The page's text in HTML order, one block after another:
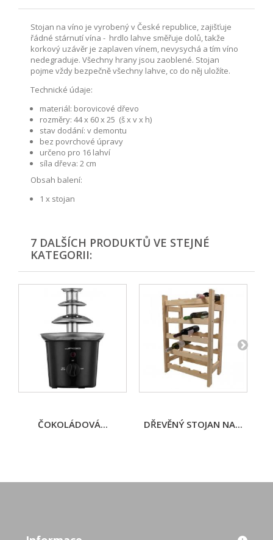
Stojan na víno je vyrobený v České republice, zajišťuje
řádné stárnutí vína - hrdlo lahve směřuje dolů, takže
korkový uzávěr je zaplaven vínem, nevysychá a tím víno
nedegraduje. Všechny hrany jsou zaoblené. Stojan
pojme vždy bezpečně všechny lahve, co do něj uložíte.
Technické údaje:
materiál: borovicové dřevo
rozměry: 44 x 60 x 25 (š x v x h)
stav dodání: v demontu
bez povrchové úpravy
určeno pro 16 lahví
síla dřeva: 2 cm
Obsah balení:
1 x stojan
7 DALŠÍCH PRODUKTŮ VE STEJNÉ
KATEGORII:
ČOKOLÁDOVÁ... DŘEVĚNÝ STOJAN NA...